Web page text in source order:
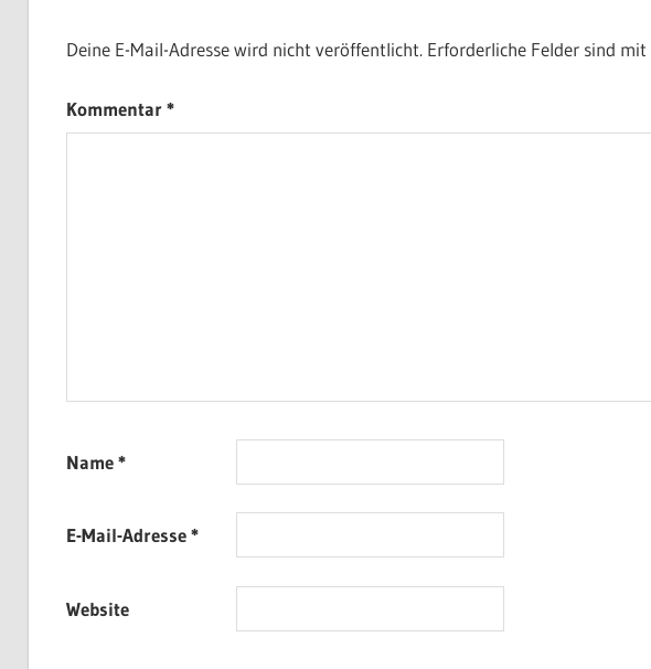
Deine E-Mail-Adresse wird nicht veröffentlicht. Erforderliche Felder sind mit
Kommentar*
Name*
E-Mail-Adresse*
Website